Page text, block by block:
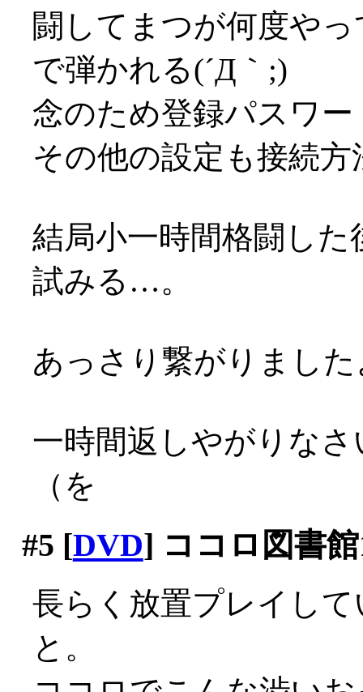
闘してまつが何度や
で弾かれる(´Д｀;)
念のため登録パスワ
その他の設定も接続
結局小一時間格闘し
試みる…。
あっさり繋がりました
一時間返しやがりな
（を
#5 [DVD] ココロ図書館
長らく放置プレイし
と。